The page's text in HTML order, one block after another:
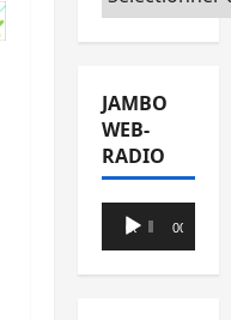
JAMBO
WEB-
RADIO
Lecteur
audio
00:00 00:00